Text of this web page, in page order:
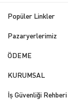
Popüler Linkler
Pazaryerlerimiz
ÖDEME
KURUMSAL
İş Güvenliği Rehberi